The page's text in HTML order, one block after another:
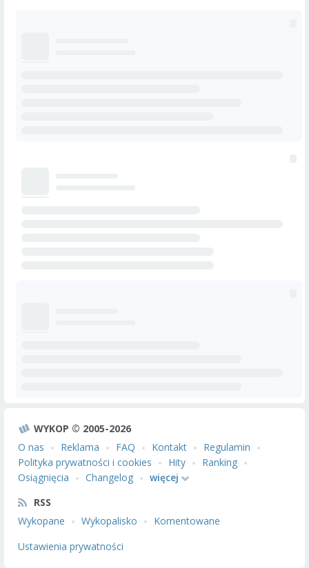
WYKOP © 2005-2026
O nas
Reklama FAQ Kontakt
Regulamin
Polityka prywatności i cookies
Hity
Ranking
Osiągnięcia
Changelog
więcej
RSS
Wykopane
Wykopalisko
Komentowane
Ustawienia prywatności